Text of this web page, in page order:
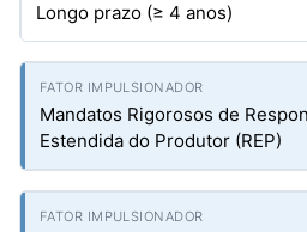
Longo prazo (≥ 4 anos)
Mandatos Rigorosos de
Estendida do Produtor (REP)